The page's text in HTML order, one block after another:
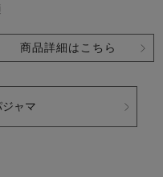
商品詳細はこちら
ャマ